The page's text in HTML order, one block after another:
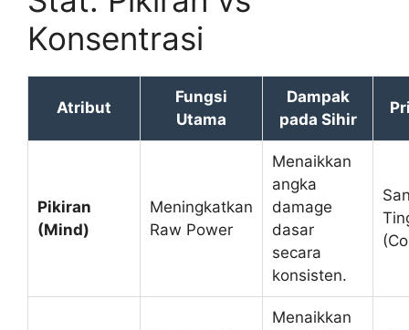
Konsentrasi
Atribut
Fungsi
Utama
Dampak
pada Sihir
Pikiran
(Mind)
Meningkatkan
Raw Power
Menaikkan
angka
damage
dasar
secara
konsisten.
Menaikkan